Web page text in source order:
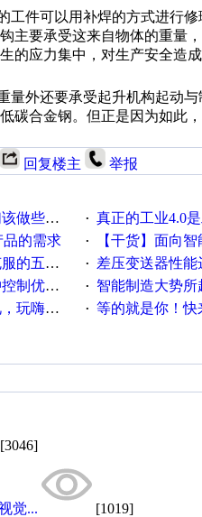
工件可以用补焊的方式进行
主要承受这来自物体的重量
的应力集中，对生产安全造
量外还要承受起升机构起动
碳合金钢。但正是因为如此
回复楼主 举报
些什么 · 真正的工业4.0
品的需求 · 【干货】面向
个障碍 · 差压变送器性能达
优缺点 · 智能制造大势所趋
夏日！ · 等的就是你！快来
[3046]
觉... [1019]